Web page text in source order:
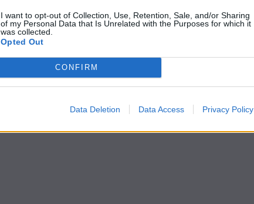
I want to opt-out of Collection, Use, Retention, Sale, and/or Sharing
of my Personal Data that Is Unrelated with the Purposes for which it
was collected.
Opted Out
CONFIRM
Data Deletion Data Access Privacy Policy